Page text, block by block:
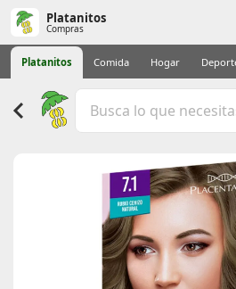
Platanitos
Compras
Platanitos Comida Hogar